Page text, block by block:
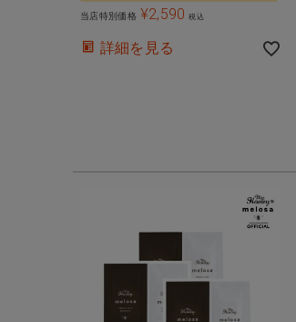
当店特別価格 ¥2,590 税込
詳細を見る